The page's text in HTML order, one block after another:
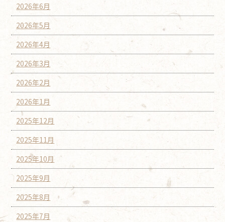
2026年6月
2026年5月
2026年4月
2026年3月
2026年2月
2026年1月
2025年12月
2025年11月
2025年10月
2025年9月
2025年8月
2025年7月